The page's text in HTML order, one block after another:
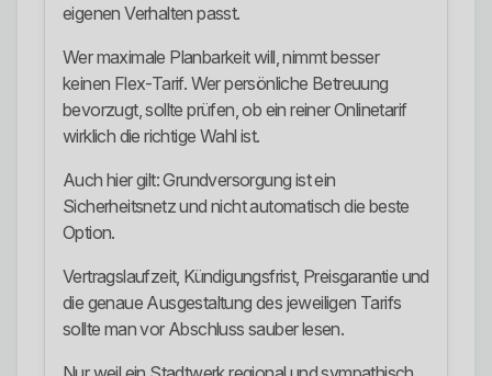
eigenen Verhalten passt.
Wer maximale Planbarkeit will, nimmt besser
keinen Flex-Tarif. Wer persönliche Betreuung
bevorzugt, sollte prüfen, ob ein reiner Onlinetarif
wirklich die richtige Wahl ist.
Auch hier gilt: Grundversorgung ist ein
Sicherheitsnetz und nicht automatisch die beste
Option.
Vertragslaufzeit, Kündigungsfrist, Preisgarantie und
die genaue Ausgestaltung des jeweiligen Tarifs
sollte man vor Abschluss sauber lesen.